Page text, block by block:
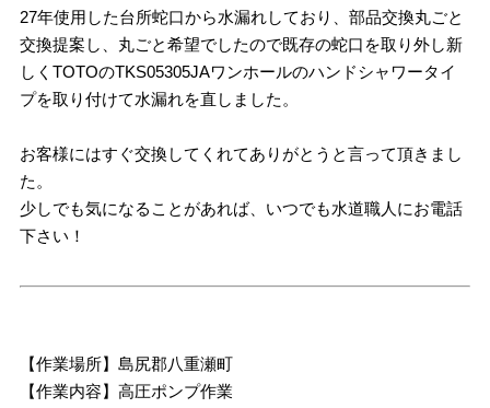
27年使用した台所蛇口から水漏れしており、部品交換丸ごと
交換提案し、丸ごと希望でしたので既存の蛇口を取り外し新
しくTOTOのTKS05305JAワンホールのハンドシャワータイ
プを取り付けて水漏れを直しました。
お客様にはすぐ交換してくれてありがとうと言って頂きまし
た。
少しでも気になることがあれば、いつでも水道職人にお電話
下さい！
【作業場所】島尻郡八重瀬町
【作業内容】高圧ポンプ作業